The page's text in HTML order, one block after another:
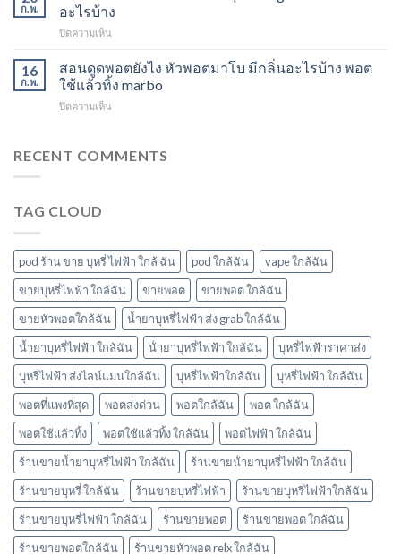
พีช
กลิ่น
พอ
ตมา
องุ่น
ขาย
ใช้
แล้ว
ใกล้
ทิ้ง
ส่ง
พอต
ชาร์จ
นาที
puff
ก.พ.
อะไรบ้าง
ปิดความเห็น
switch
พอต
ใช้
แล้ว
sparkling
16
ก.พ.
สอนดูดพอตยังไง หัวพอตมาโบ มีกลิ่นอะไรบ้าง พอต
ใช้แล้วทิ้ง marbo
ปิดความเห็น
พอ
โบ
มี
กลิ่น
อะไร
พอต
ใช้
แล้ว
ทิ้ง
marbo
RECENT COMMENTS
TAG CLOUD
pod ร้าน ขาย บุหรี่ ไฟฟ้า ใกล้ ฉัน pod ใกล้ฉัน
vape ใกล้ฉัน
ขายบุหรี่ไฟฟ้า ใกล้ฉัน
ขายพอต
ขายพอต ใกล้ฉัน
ขายหัวพอตใกล้ฉัน
น้ำยาบุหรี่ไฟฟ้า ส่ง grab ใกล้ฉัน
น้ำยาบุหรี่ไฟฟ้า ใกล้ฉัน
น้ํายาบุหรี่ไฟฟ้า ใกล้ฉัน
บุหรี่ไฟฟ้าราคาส่ง
บุหรี่ไฟฟ้า ส่งไลน์แมนใกล้ฉัน
บุหรี่ไฟฟ้าใกล้ฉัน
บุหรี่ไฟฟ้า ใกล้ฉัน
พอตที่แพงที่สุด
พอตส่งด่วน พอตใกล้ฉัน
พอต ใกล้ฉัน
พอตใช้แล้วทิ้ง
พอตใช้แล้วทิ้ง ใกล้ฉัน
พอตไฟฟ้า ใกล้ฉัน
ร้านขายน้ำยาบุหรี่ไฟฟ้า ใกล้ฉัน
ร้านขายน้ํายาบุหรี่ไฟฟ้า ใกล้ฉัน
ร้านขายบุหรี่ ใกล้ฉัน
ร้านขายบุหรี่ไฟฟ้า
ร้านขายบุหรี่ไฟฟ้าใกล้ฉัน
ร้านขายบุหรี่ไฟฟ้า ใกล้ฉัน
ร้านขายพอต
ร้านขายพอต ใกล้ฉัน
ร้านขายพอตใกล้ฉัน
ร้านขายหัวพอต relx ใกล้ฉัน